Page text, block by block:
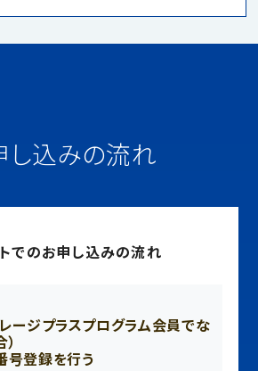
し込みの流れ
でのお申し込みの流れ
レージプラスプログラム会員でな
号登録を行う